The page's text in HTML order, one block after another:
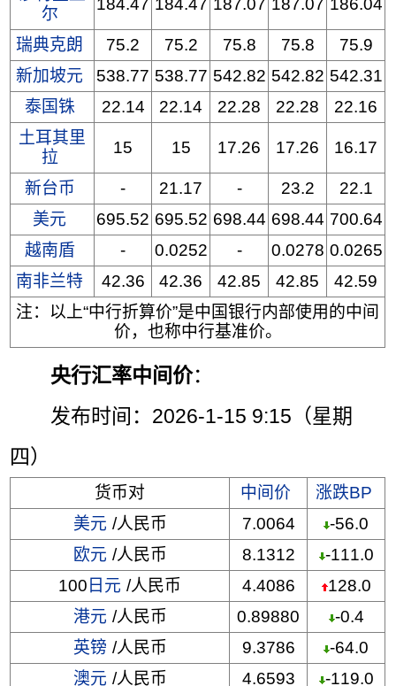
尔
184.47 184.47 187.07 187.07 186.04
瑞典克朗 75.2 75.2 75.8 75.8
75.9
新加坡元
538.77 538.77 542.82 542.82 542.31
泰国铢
22.14 22.14 22.28 22.28
22.16
土耳其里
拉
15 15 17.26 17.26 16.17
新台币 - 21.17 - 23.2
22.1
美元
695.52 695.52 698.44 698.44 700.64
越南盾
- 0.0252 - 0.0278 0.0265
南非兰特
42.36 42.36 42.85 42.85
42.59
注：以上“中行折算价”是中国银行内部使用的中间
价，也称中行基准价。
央行汇率中间价：
发布时间：2026-1-15 9:15（星期
四）
货币对 中间价
涨跌BP
美元 /人民币 7.0064
-56.0
欧元 /人民币 8.1312
-111.0
100 日元 /人民币 4.4086
128.0
港元 /人民币 0.89880
-0.4
英镑 /人民币 9.3786
-64.0
澳元 /人民币 4.6593
-119.0